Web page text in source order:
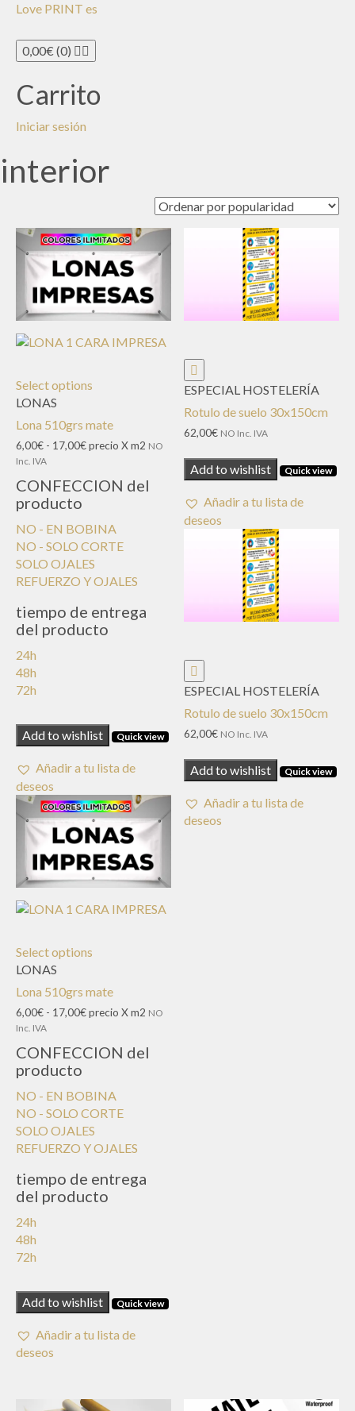
Love PRINT es
0,00€(0)
Carrito
Iniciar sesión
interior
Select options
LONAS
Lona 510grs mate
6,00€ - 17,00€Rango
desde
17,00€
precio X m2 NO
Inc. IVA
CONFECCION del
producto
NO - EN BOBINA
NO - SOLO CORTE
SOLO OJALES
REFUERZO Y OJALES
tiempo de entrega
del producto
24h
48h
72h
Add to wishlist Quick view
Añadir a tu lista de
deseos
Select options
LONAS
Lona 510grs mate
6,00€ - 17,00€Rango
desde
17,00€
precio X m2 NO
Inc. IVA
CONFECCION del
producto
NO - EN BOBINA
NO - SOLO CORTE
SOLO OJALES
REFUERZO Y OJALES
tiempo de entrega
del producto
24h
48h
72h
Add to wishlist Quick view
Añadir a tu lista de
deseos
ESPECIAL HOSTELERÍA
Rotulo de suelo 30x150cm
62,00€ NO Inc. IVA
Add to wishlist Quick view
Añadir a tu lista de
deseos
ESPECIAL HOSTELERÍA
Rotulo de suelo 30x150cm
62,00€ NO Inc. IVA
Add to wishlist Quick view
Añadir a tu lista de
deseos